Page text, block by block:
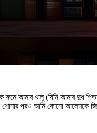
আমার খালু (যিনি আমার দুধ
পরও আমি কোনো আলেমকে